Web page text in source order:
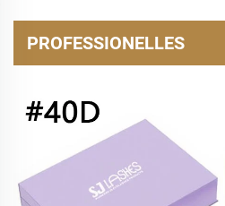
PROFESSIONELLES